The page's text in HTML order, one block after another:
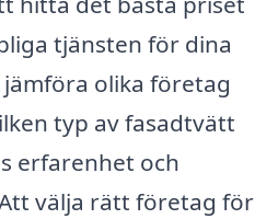
tjänsten för dina
olika företag
typ av fasadtvätt
erfarenhet och
välja rätt företag för